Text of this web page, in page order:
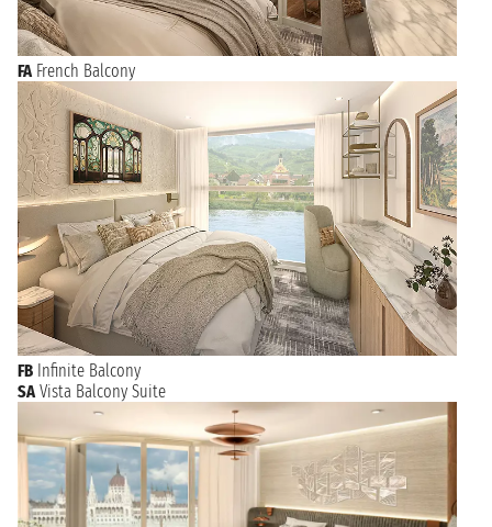
FA French Balcony
FB Infinite Balcony
SA Vista Balcony Suite